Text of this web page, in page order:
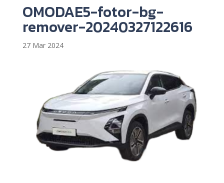
OMODAE5-fotor-bg-
remover-20240327122616
27 Mar 2024